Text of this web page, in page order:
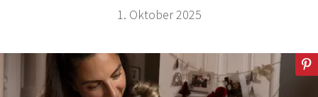
1. Oktober 2025